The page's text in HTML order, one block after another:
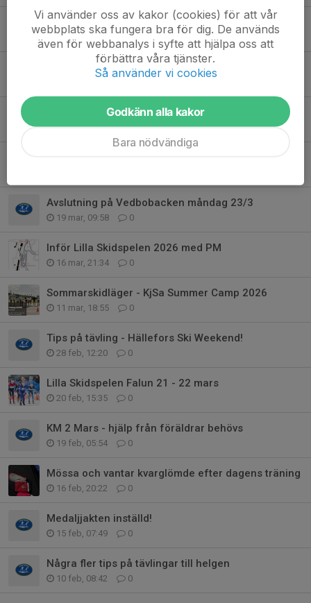
10 maj, 14:27 4
KONTRAKT LÄNGD 26/27
Sommarsäsongens rullskidträning
26 apr, 18:06 0
Avslutning på Vedbobacken måndag 23/3
19 mar, 09:58 0
Inför Lilla Skidspelen 2026 med PM
16 mar, 21:34 0
Sommarskidläger - KjSa Summer Camp 2026
11 mar, 18:55 0
Tips på tävling - Hällefors Ski Weekend!
28 feb, 12:20 0
Lilla Skidspelen Falun 21 - 22 mars
20 feb, 15:35 0
KM 2 Mars - hjälp från föräldrar behövs
19 feb, 05:54 0
Mössa och vantar kvarglömde efter dagens träning
16 feb, 20:22 0
Medaljjakten inställd!
15 feb, 07:49 0
Några fler tips på tävlingar till helgen
10 feb, 08:42 0
Vi använder oss av kakor (cookies) för att vår
webbplats ska fungera bra för dig. De används
även för webbanalys i syfte att hjälpa oss att
förbättra våra tjänster.
Så använder vi cookies
Godkänn alla kakor
Bara nödvändiga